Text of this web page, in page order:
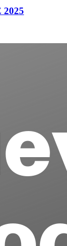
2025